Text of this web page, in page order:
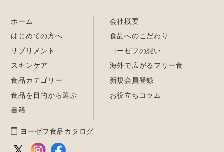
ホーム
はじめての方へ
サプリメント
スキンケア
食品カテゴリー
食品を目的から選ぶ
書籍
会社概要
食品へのこだわり
ヨーゼフの想い
海外で広がるフリー食
新規会員登録
お役立ちコラム
ヨーゼフ食品カタログ